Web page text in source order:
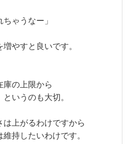
ゃうなー」
やすと良いです。
庫の上限から
いうのも大切。
上がるわけですから
持したいわけです。